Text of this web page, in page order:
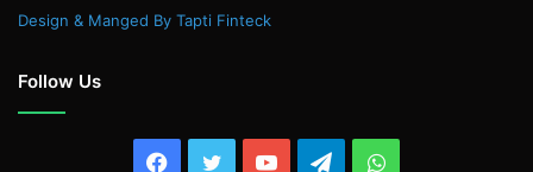
Design & Manged By Tapti Finteck
Follow Us
Facebook
TwitterYouTubeTelegramWhatsApp